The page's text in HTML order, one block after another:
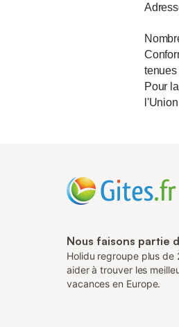
Pour
Nous faisons partie
Holidu regroupe plus de
aider à trouver les
vacances en Europe.